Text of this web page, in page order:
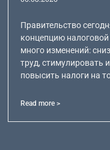
Правительство
концепцию
много изменений:
труд, стимулировать
повысить налоги на
Read more >